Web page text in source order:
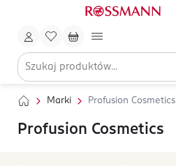
Marki Profusion Cosmetics
Profusion Cosmetics